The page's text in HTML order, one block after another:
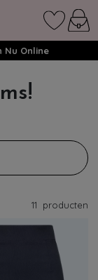
Nu Online
11 producten